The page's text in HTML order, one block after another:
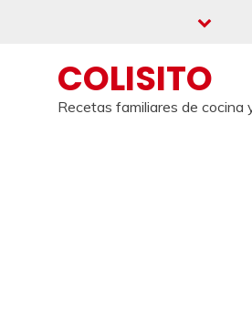
COLISITO
Recetas familiares de cocina